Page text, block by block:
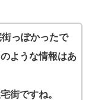
っぽかったで
ような情報はあ
街ですね。